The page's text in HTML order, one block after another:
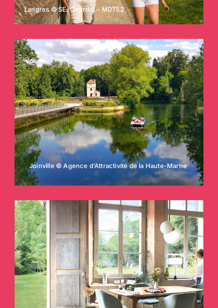
Langres © SE. Girardot – MDT52
Joinville © Agence d’Attractivité de la Haute-Marne